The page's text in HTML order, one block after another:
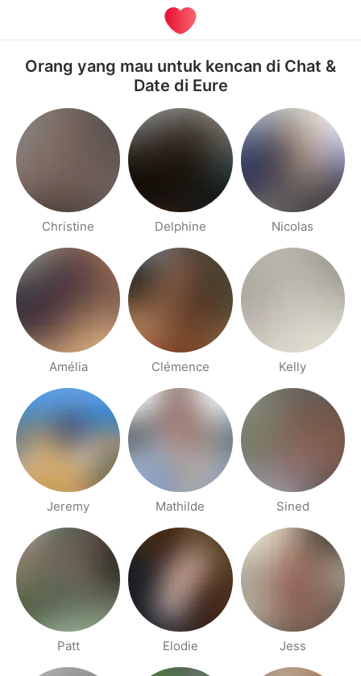
Orang yang mau untuk kencan di Chat &
Date di Eure
Christine Delphine Nicolas
Amélia Clémence Kelly
Jeremy Mathilde Sined
Patt Elodie Jess